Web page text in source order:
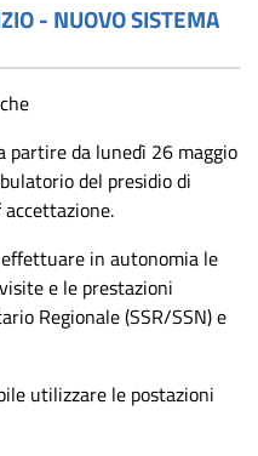
- NUOVO SISTEMA
partire da lunedì 26 maggio
del presidio di
in autonomia le
e le prestazioni
Regionale (SSR/SSN) e
utilizzare le postazioni